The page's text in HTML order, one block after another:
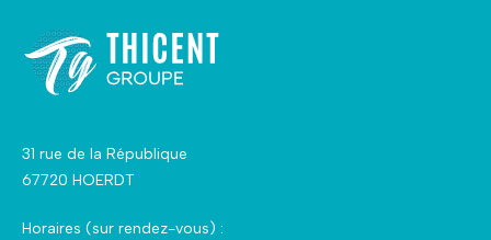
31 rue de la République
67720 HOERDT
Horaires (sur rendez-vous) :